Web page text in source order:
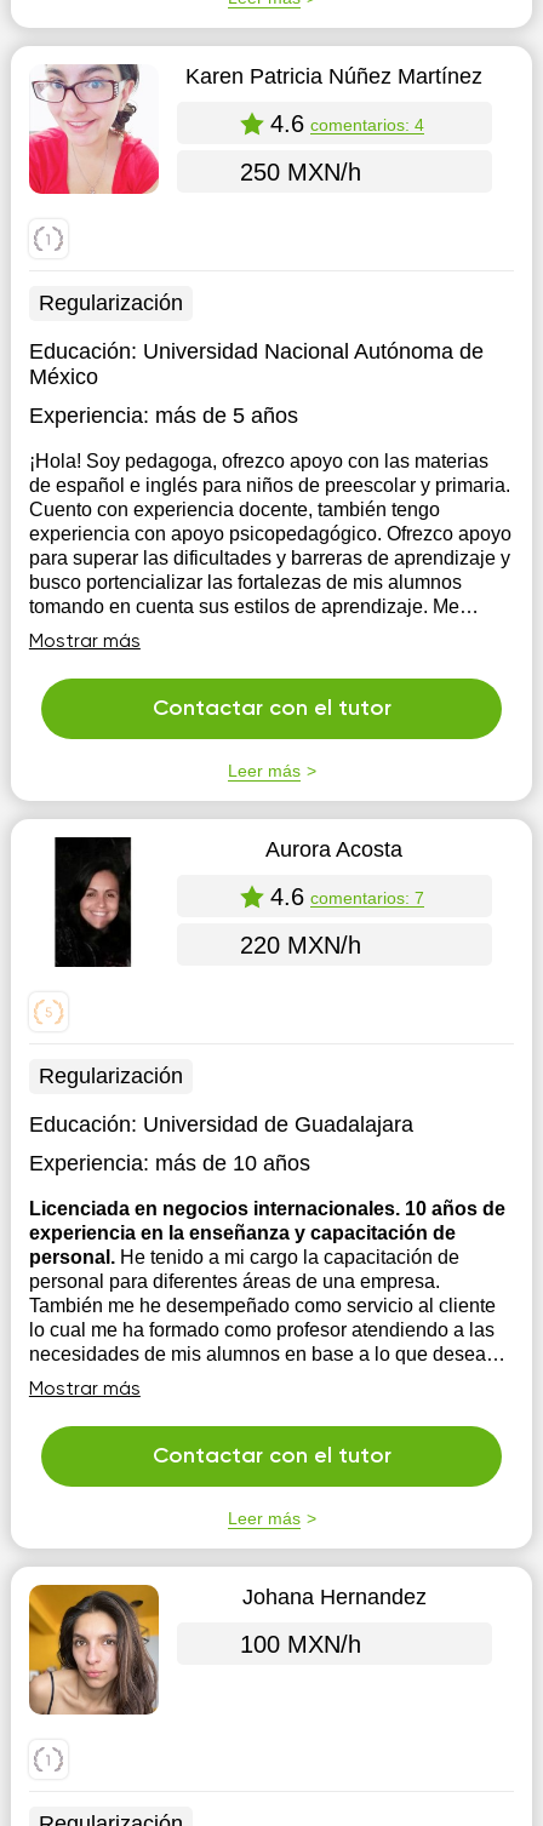
Karen Patricia Núñez Martínez
4.6 comentarios: 4
250 MXN/h
Regularización
Educación: Universidad Nacional Autónoma de
México
Experiencia: más de 5 años
¡Hola! Soy pedagoga, ofrezco apoyo con las materias
de español e inglés para niños de preescolar y primaria.
Cuento con experiencia docente, también tengo
experiencia con apoyo psicopedagógico. Ofrezco apoyo
para superar las dificultades y barreras de aprendizaje y
busco portencializar las fortalezas de mis alumnos
tomando en cuenta sus estilos de aprendizaje. Me
apasiona trabajar con mis alumnos y descubrir el mundo
con ellos.
Mostrar más
Contactar con el tutor
Leer más
Aurora Acosta
4.6 comentarios: 7
220 MXN/h
Regularización
Educación: Universidad de Guadalajara
Experiencia: más de 10 años
Licenciada en negocios internacionales. 10 años de
experiencia en la enseñanza y capacitación de
personal. He tenido a mi cargo la capacitación de
personal para diferentes áreas de una empresa.
También me he desempeñado como servicio al cliente
lo cual me ha formado como profesor atendiendo a las
necesidades de mis alumnos en base a lo que desean
lograr y su forma de aprender.
Mostrar más
Contactar con el tutor
Leer más
Johana Hernandez
100 MXN/h